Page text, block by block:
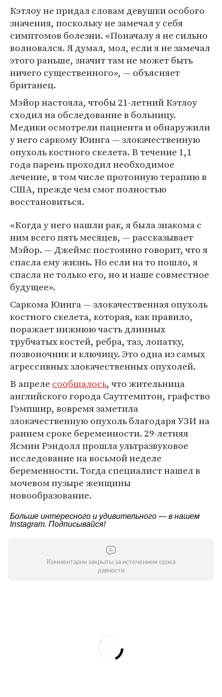
Кэтлоу не придал словам девушки особого
значения, поскольку не замечал у себя
симптомов болезни. «Поначалу я не сильно
волновался. Я думал, мол, если я не замечал
этого раньше, значит там не может быть
ничего существенного», — объясняет
британец.
Мэйор настояла, чтобы 21-летний Кэтлоу
сходил на обследование в больницу.
Медики осмотрели пациента и обнаружили
у него саркому Юинга — злокачественную
опухоль костного скелета. В течение 1,1
года парень проходил необходимое
лечение, в том числе протонную терапию в
США, прежде чем смог полностью
восстановиться.
«Когда у него нашли рак, я была знакома с
ним всего пять месяцев, — рассказывает
Мэйор. — Джеймс постоянно говорит, что я
спасла ему жизнь. Но если на то пошло, я
спасла не только его, но и наше совместное
будущее».
Саркома Юинга — злокачественная опухоль
костного скелета, которая, как правило,
поражает нижнюю часть длинных
трубчатых костей, ребра, таз, лопатку,
позвоночник и ключицу. Это одна из самых
агрессивных злокачественных опухолей.
В апреле сообщалось, что жительница
английского города Саутгемптон, графство
Гэмпшир, вовремя заметила
злокачественную опухоль благодаря УЗИ на
раннем сроке беременности. 29-летняя
Ясмин Рэндолл прошла ультразвуковое
исследование на восьмой неделе
беременности. Тогда специалист нашел в
мочевом пузыре женщины
новообразование.
Больше интересного и удивительного — в нашем
Instagram. Подписывайся!
Комментарии закрыты за истечением срока
давности